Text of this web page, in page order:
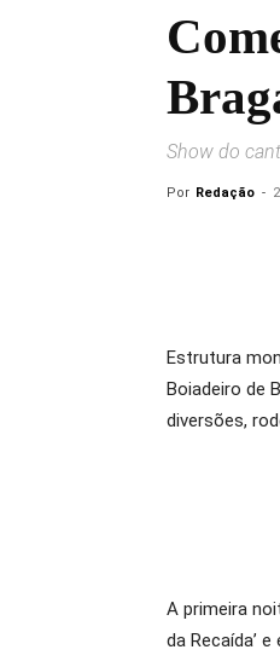
Show do
Por Redação -
Estrutura
Boiadeiro de
diversões,
A primeira
da Recaída’